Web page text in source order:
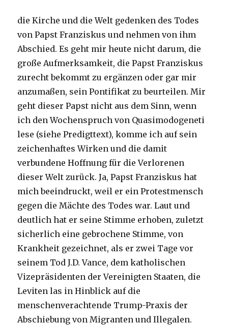
die Kirche und die Welt gedenken des Todes
von Papst Franziskus und nehmen von ihm
Abschied. Es geht mir heute nicht darum, die
große Aufmerksamkeit, die Papst Franziskus
zurecht bekommt zu ergänzen oder gar mir
anzumaßen, sein Pontifikat zu beurteilen. Mir
geht dieser Papst nicht aus dem Sinn, wenn
ich den Wochenspruch von Quasimodogeneti
lese (siehe Predigttext), komme ich auf sein
zeichenhaftes Wirken und die damit
verbundene Hoffnung für die Verlorenen
dieser Welt zurück. Ja, Papst Franziskus hat
mich beeindruckt, weil er ein Protestmensch
gegen die Mächte des Todes war. Laut und
deutlich hat er seine Stimme erhoben, zuletzt
sicherlich eine gebrochene Stimme, von
Krankheit gezeichnet, als er zwei Tage vor
seinem Tod J.D. Vance, dem katholischen
Vizepräsidenten der Vereinigten Staaten, die
Leviten las in Hinblick auf die
menschenverachtende Trump-Praxis der
Abschiebung von Migranten und Illegalen.